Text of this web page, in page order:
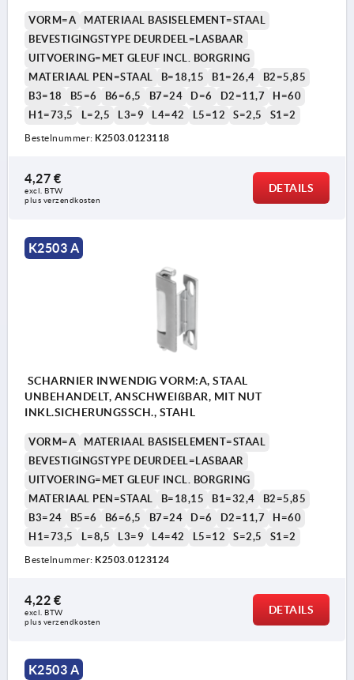
VORM=A
MATERIAAL BASISELEMENT=STAAL
BEVESTIGINGSTYPE DEURDEEL=LASBAAR
UITVOERING=MET GLEUF INCL. BORGRING
MATERIAAL PEN=STAAL
B=18,15 B1=26,4
B2=5,85
B3=18
B5=6 B6=6,5 B7=24 D=6 D2=11,7
H=60
H1=73,5
L=2,5 L3=9 L4=42 L5=12 S=2,5 S1=2
Bestelnummer: K2503.0123118
4,27 €
excl. BTW
plus verzendkosten
DETAILS
K2503 A
SCHARNIER INWENDIG VORM:A, STAAL
UNBEHANDELT, ANSCHWEIßBAR, MIT NUT
INKL.SICHERUNGSSCH., STAHL
VORM=A
MATERIAAL BASISELEMENT=STAAL
BEVESTIGINGSTYPE DEURDEEL=LASBAAR
UITVOERING=MET GLEUF INCL. BORGRING
MATERIAAL PEN=STAAL
B=18,15 B1=32,4
B2=5,85
B3=24
B5=6 B6=6,5 B7=24 D=6 D2=11,7
H=60
H1=73,5
L=8,5 L3=9 L4=42 L5=12 S=2,5 S1=2
Bestelnummer: K2503.0123124
4,22 €
excl. BTW
plus verzendkosten
DETAILS
K2503 A